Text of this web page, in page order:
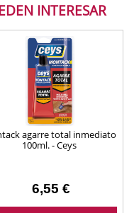
INTERESAR
agarre total inmediato
100ml. - Ceys
6,55 €